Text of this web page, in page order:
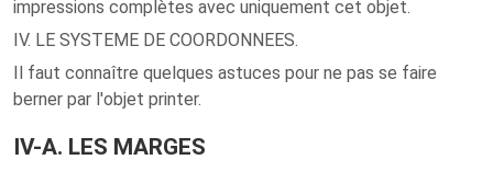
impressions complètes avec uniquement cet objet.
IV. LE SYSTEME DE COORDONNEES.
Il faut connaître quelques astuces pour ne pas se faire
berner par l'objet printer.
IV-A. LES MARGES